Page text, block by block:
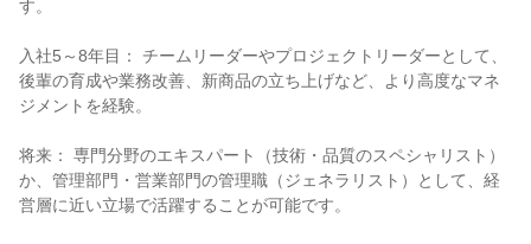
す。
入社5～8年目： チームリーダーやプロジェクトリーダーとして、
後輩の育成や業務改善、新商品の立ち上げなど、より高度なマネ
ジメントを経験。
将来： 専門分野のエキスパート（技術・品質のスペシャリスト）
か、管理部門・営業部門の管理職（ジェネラリスト）として、経
営層に近い立場で活躍することが可能です。